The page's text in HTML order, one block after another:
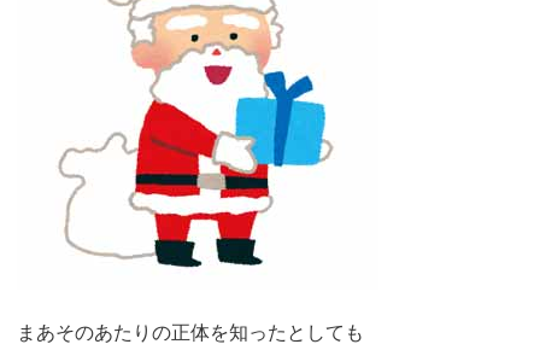
まあそのあたりの正体を知ったとしても